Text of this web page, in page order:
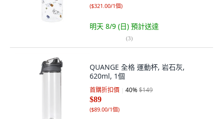
($321.00/1個)
明天 8/9 (日) 預計送達
(3)
QUANGE 全格 運動杯, 岩石灰,
620ml, 1個
首購折扣價 40%$149
$89
($89.00/1個)